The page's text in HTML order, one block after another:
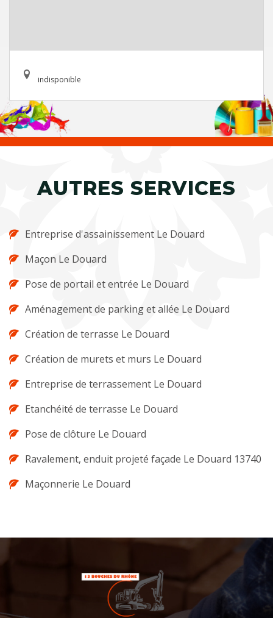
indisponible
AUTRES SERVICES
Entreprise d'assainissement Le Douard
Maçon Le Douard
Pose de portail et entrée Le Douard
Aménagement de parking et allée Le Douard
Création de terrasse Le Douard
Création de murets et murs Le Douard
Entreprise de terrassement Le Douard
Etanchéité de terrasse Le Douard
Pose de clôture Le Douard
Ravalement, enduit projeté façade Le Douard 13740
Maçonnerie Le Douard